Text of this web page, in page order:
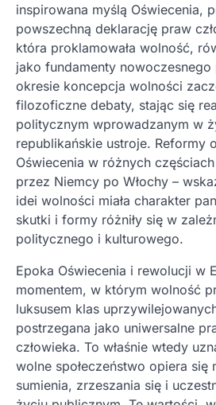
inspirowana myślą Oświecenia,
powszechną deklarację praw
która proklamowała wolność,
jako fundamenty nowoczesnego
okresie koncepcja wolności
filozoficzne debaty, stając się
politycznym wprowadzanym w
republikańskie ustroje. Reformy
Oświecenia w różnych
przez Niemcy po Włochy –
idei wolności miała charakter
skutki i formy różniły się w
politycznego i kulturowego.
Epoka Oświecenia i rewolucji w
momentem, w którym wolność
luksusem klas
postrzegana jako uniwersalne
człowieka. To właśnie wtedy
wolne społeczeństwo opiera się
sumienia, zrzeszania się i